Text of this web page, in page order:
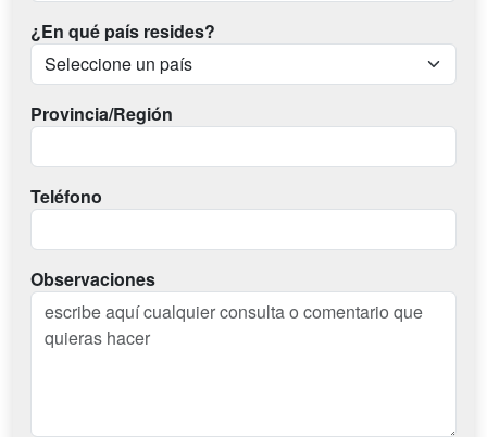
¿En qué país resides?
Provincia/Región
Teléfono
Observaciones